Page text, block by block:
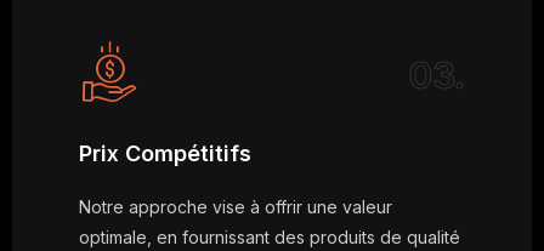
03.
Prix Compétitifs
Notre approche vise à offrir une valeur
optimale, en fournissant des produits de qualité